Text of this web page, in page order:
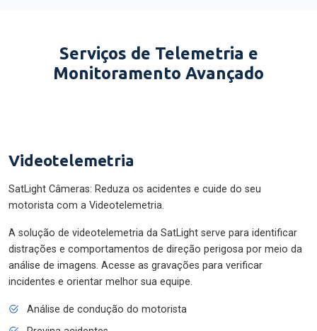
Serviços de Telemetria e
Monitoramento Avançado
Videotelemetria
SatLight Câmeras: Reduza os acidentes e cuide do seu
motorista com a Videotelemetria.
A solução de videotelemetria da SatLight serve para identificar
distrações e comportamentos de direção perigosa por meio da
análise de imagens. Acesse as gravações para verificar
incidentes e orientar melhor sua equipe.
Análise de condução do motorista